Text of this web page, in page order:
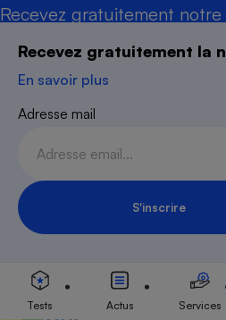
Recevez gratuitement
hebdomadaire ! Actus,
par des experts.
S'inscrire
Recevez gratuitement la
En savoir plus
Adresse mail
S'inscrire
Tests Actus Services